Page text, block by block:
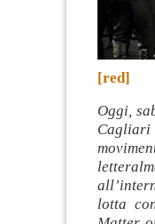
[red]
Oggi,
Cagliari
lotta